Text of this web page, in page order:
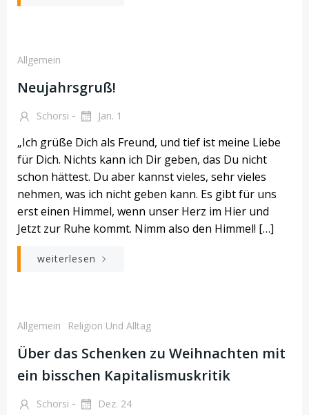
Allgemein
Neujahrsgruß!
Schorsi - Jan. 1
„Ich grüße Dich als Freund, und tief ist meine Liebe
für Dich. Nichts kann ich Dir geben, das Du nicht
schon hättest. Du aber kannst vieles, sehr vieles
nehmen, was ich nicht geben kann. Es gibt für uns
erst einen Himmel, wenn unser Herz im Hier und
Jetzt zur Ruhe kommt. Nimm also den Himmel! […]
weiterlesen
Allgemein Religion Und Alltag
Über das Schenken zu Weihnachten mit
ein bisschen Kapitalismuskritik
Schorsi - Dez. 24